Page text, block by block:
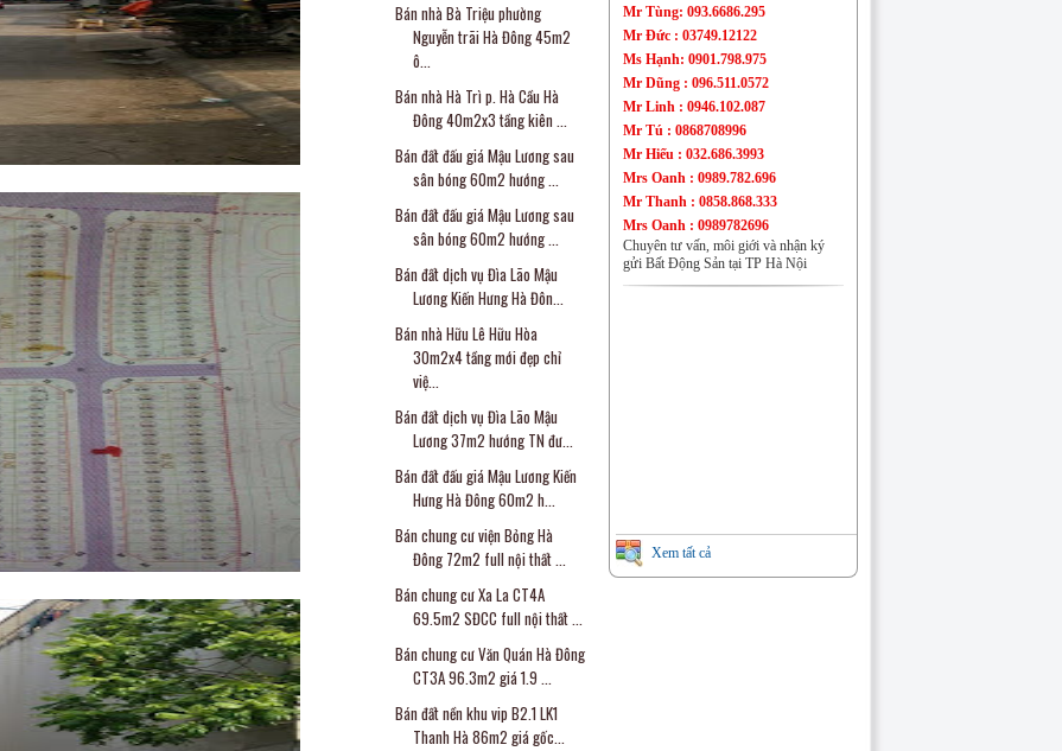
Bán nhà Bà Triệu phường
Nguyễn trãi Hà Đông 45m2
ô...
Bán nhà Hà Trì p. Hà Cầu Hà
Đông 40m2x3 tầng kiên ...
Bán đất đấu giá Mậu Lương sau
sân bóng 60m2 hướng ...
Bán đất đấu giá Mậu Lương sau
sân bóng 60m2 hướng ...
Bán đất dịch vụ Đìa Lão Mậu
Lương Kiến Hưng Hà Đôn...
Bán nhà Hữu Lê Hữu Hòa
30m2x4 tầng mới đẹp chỉ
việ...
Bán đất dịch vụ Đìa Lão Mậu
Lương 37m2 hướng TN đư...
Bán đất đấu giá Mậu Lương Kiến
Hưng Hà Đông 60m2 h...
Bán chung cư viện Bỏng Hà
Đông 72m2 full nội thất ...
Bán chung cư Xa La CT4A
69.5m2 SĐCC full nội thất ...
Bán chung cư Văn Quán Hà Đông
CT3A 96.3m2 giá 1.9 ...
Bán đất nền khu vip B2.1 LK1
Thanh Hà 86m2 giá gốc...
Chung cư Linh Đàm
Nhà đất Đồng Mai
Mr Tùng: 093.6686.295
Mr Đức : 03749.12122
Ms Hạnh: 0901.798.975
Mr Dũng : 096.511.0572
Mr Linh : 0946.102.087
Mr Tú : 0868708996
Mr Hiếu : 032.686.3993
Mrs Oanh : 0989.782.696
Mr Thanh : 0858.868.333
Mrs Oanh : 0989782696
Chuyên tư vấn, môi giới và nhận ký
gửi Bất Động Sản tại TP Hà Nội
Xem tất cả